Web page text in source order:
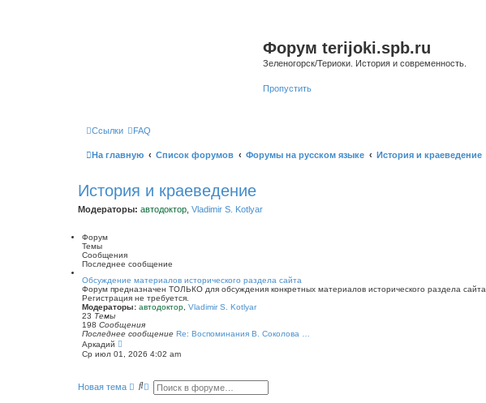
Форум terijoki.spb.ru
Зеленогорск/Териоки. История и современность.
Пропустить
Ссылки FAQ
На главную Список форумов Форумы на русском языке История и краеведение
История и краеведение
Модераторы: автодоктор Vladimir S. Kotlyar
Форум
Темы
Сообщения
Последнее сообщение
Обсуждение материалов исторического раздела сайта
Форум предназначен ТОЛЬКО для обсуждения конкретных материалов исторического раздела сайта.
Регистрация не требуется.
Модераторы: автодоктор Vladimir S. Kotlyar
23 Темы
198 Сообщения
Последнее сообщение Re: Воспоминания В. Соколова …
Аркадий
р
т
Ср июл 01, 2026 4:02 am
Новая тема
П Р